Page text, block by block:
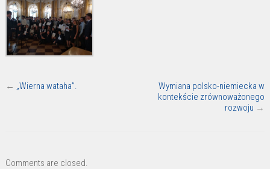
← „Wierna wataha”.
Wymiana polsko-niemiecka w
kontekście zrównoważonego
rozwoju →
Comments are closed.